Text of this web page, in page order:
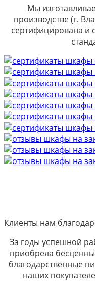
Мы
производстве (г.
сертифицирована и
Клиенты нам
За годы успешной
приобрела
благодарственные
наших